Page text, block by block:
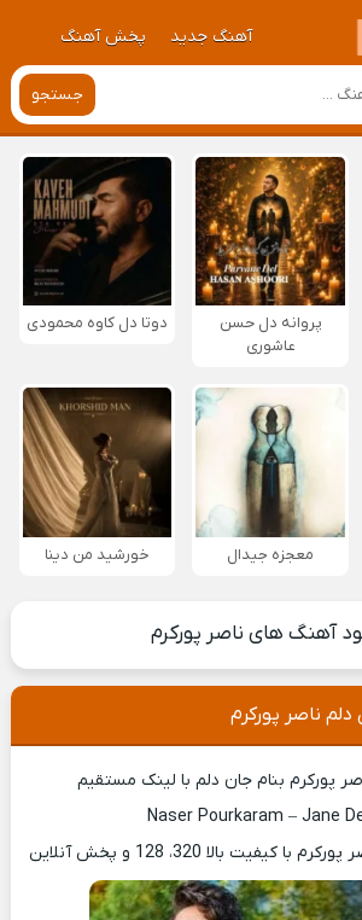
آهنگ جدید پخش آهنگ
جستجو
پروانه دل حسن
عاشوری
دوتا دل کاوه محمودی
معجزه جیدال خورشید من دینا
آهنگ های ناصر پورکرم
ناصر پورکرم
پورکرم بنام جان دلم با لینک مستقیم
Naser Pourkaram – Jane
بالا 320، 128 و پخش آنلاین